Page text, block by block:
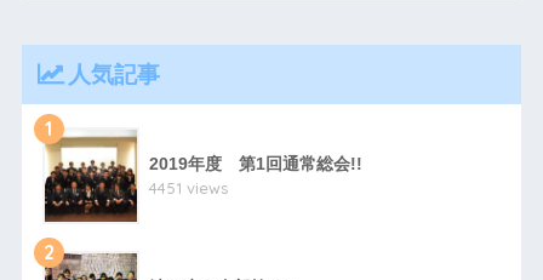
人気記事
1
2019年度 第1回通常総会!!
4451 views
2